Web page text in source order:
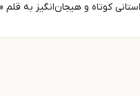
کوتاه و هیجان‌انگیز به